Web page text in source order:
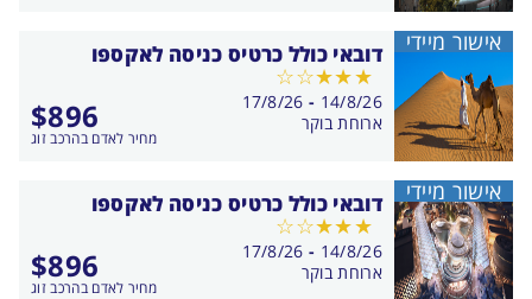
דובאי כולל כרטיס כניסה לאקספו
$896
מחיר לאדם בהרכב זוג
בין
התאריכים,
14/8/26
-
17/8/26
ארוחת בוקר
אישור מיידי
דובאי כולל כרטיס כניסה לאקספו
$896
מחיר לאדם בהרכב זוג
בין
התאריכים,
14/8/26
-
17/8/26
ארוחת בוקר
אישור מיידי